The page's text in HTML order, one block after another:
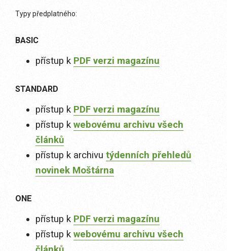
Typy předplatného:
BASIC
přístup k PDF verzi magazínu
STANDARD
přístup k PDF verzi magazínu
přístup k webovému archivu všech
článků
přístup k archivu týdenních přehledů
novinek Moštárna
ONE
přístup k PDF verzi magazínu
přístup k webovému archivu všech